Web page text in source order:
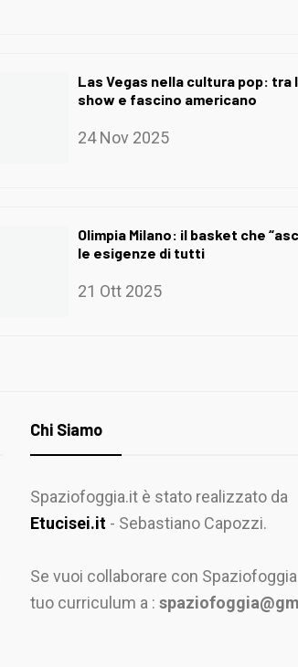
Las Vegas nella cultura pop: tra
show e fascino americano
24 Nov 2025
Olimpia Milano: il basket che
le esigenze di tutti
21 Ott 2025
Chi Siamo
Spaziofoggia.it è stato realizzato da
Etucisei.it - Sebastiano Capozzi.
Se vuoi collaborare con Spaziofoggia
tuo curriculum a :